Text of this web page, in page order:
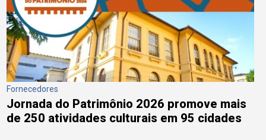
Fornecedores
Jornada do Patrimônio 2026 promove mais
de 250 atividades culturais em 95 cidades